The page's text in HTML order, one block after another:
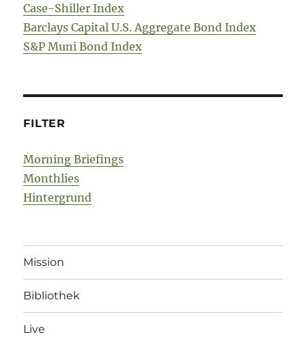
Case-Shiller Index
Barclays Capital U.S. Aggregate Bond Index
S&P Muni Bond Index
FILTER
Morning Briefings
Monthlies
Hintergrund
Mission
Bibliothek
Live